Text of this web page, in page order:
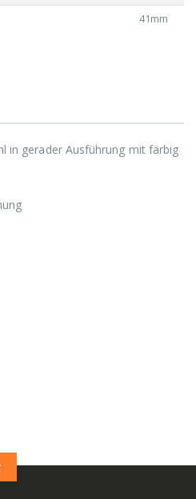
41mm
in gerader Ausführung mit färbig